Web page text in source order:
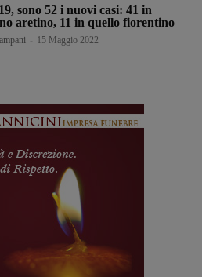
sono 52 i nuovi casi: 41 in
aretino, 11 in quello fiorentino
15 Maggio 2022